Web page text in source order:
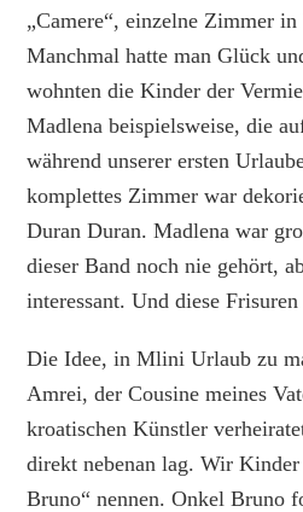
„Camere“, einzelne Zimmer in
Manchmal hatte man Glück
wohnten die Kinder der
Madlena beispielsweise, die
während unserer ersten
komplettes Zimmer war
Duran Duran. Madlena war
dieser Band noch nie gehört,
interessant. Und diese Frisuren
Die Idee, in Mlini Urlaub zu
Amrei, der Cousine meines
kroatischen Künstler
direkt nebenan lag. Wir
Bruno“ nennen. Onkel Bruno